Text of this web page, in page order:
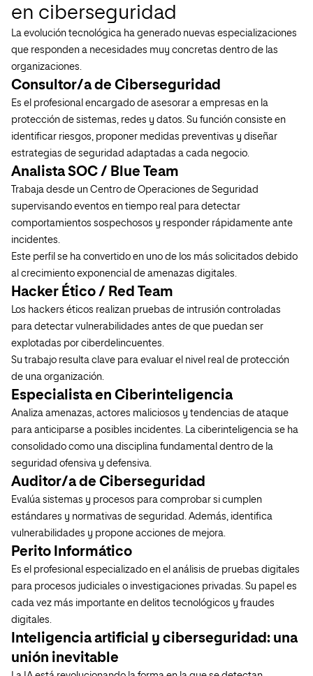
en ciberseguridad
La evolución tecnológica ha generado nuevas especializaciones
que responden a necesidades muy concretas dentro de las
organizaciones.
Consultor/a de Ciberseguridad
Es el profesional encargado de asesorar a empresas en la
protección de sistemas, redes y datos. Su función consiste en
identificar riesgos, proponer medidas preventivas y diseñar
estrategias de seguridad adaptadas a cada negocio.
Analista SOC / Blue Team
Trabaja desde un Centro de Operaciones de Seguridad
supervisando eventos en tiempo real para detectar
comportamientos sospechosos y responder rápidamente ante
incidentes.
Este perfil se ha convertido en uno de los más solicitados debido
al crecimiento exponencial de amenazas digitales.
Hacker Ético / Red Team
Los hackers éticos realizan pruebas de intrusión controladas
para detectar vulnerabilidades antes de que puedan ser
explotadas por ciberdelincuentes.
Su trabajo resulta clave para evaluar el nivel real de protección
de una organización.
Especialista en Ciberinteligencia
Analiza amenazas, actores maliciosos y tendencias de ataque
para anticiparse a posibles incidentes. La ciberinteligencia se ha
consolidado como una disciplina fundamental dentro de la
seguridad ofensiva y defensiva.
Auditor/a de Ciberseguridad
Evalúa sistemas y procesos para comprobar si cumplen
estándares y normativas de seguridad. Además, identifica
vulnerabilidades y propone acciones de mejora.
Perito Informático
Es el profesional especializado en el análisis de pruebas digitales
para procesos judiciales o investigaciones privadas. Su papel es
cada vez más importante en delitos tecnológicos y fraudes
digitales.
Inteligencia artificial y ciberseguridad: una
unión inevitable